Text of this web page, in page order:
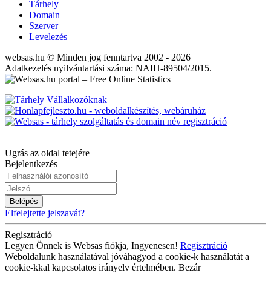
Tárhely
Domain
Szerver
Levelezés
websas.hu © Minden jog fenntartva 2002 - 2026
Adatkezelés nyilvántartási száma: NAIH-89504/2015.
Ugrás az oldal tetejére
Bejelentkezés
Belépés
Elfelejtette jelszavát?
Regisztráció
Legyen Önnek is Websas fiókja, Ingyenesen! Regisztráció
Weboldalunk használatával jóváhagyod a cookie-k használatát a
cookie-kkal kapcsolatos irányelv értelmében. Bezár